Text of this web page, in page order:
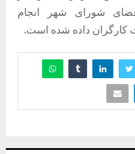
شورای شهر انجام
کارگران داده شده است.